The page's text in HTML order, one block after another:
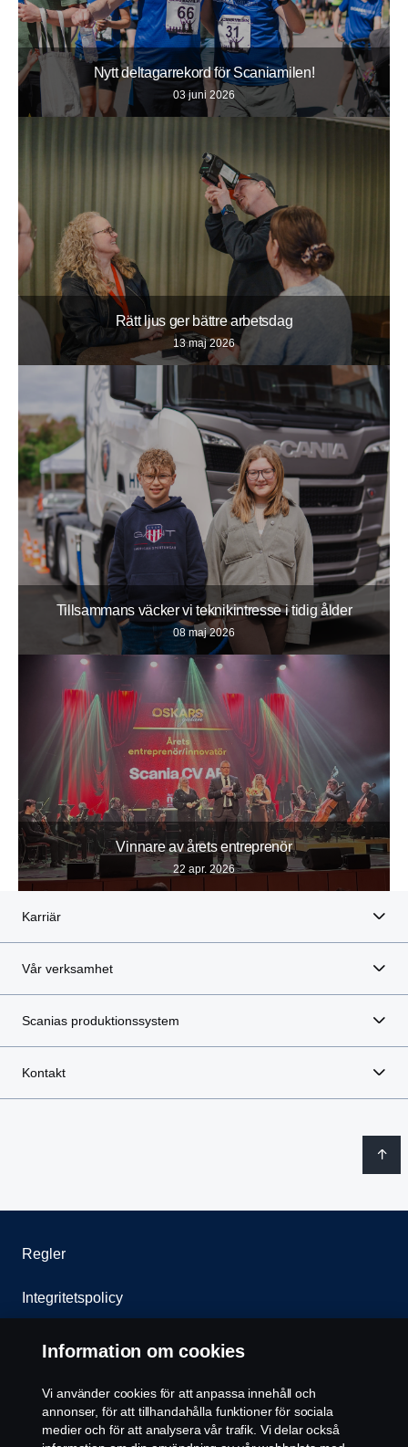
Nytt deltagarrekord för Scaniamilen!
03 juni 2026
Rätt ljus ger bättre arbetsdag
13 maj 2026
Tillsammans väcker vi teknikintresse i tidig ålder
08 maj 2026
Vinnare av årets entreprenör
22 apr. 2026
Karriär
Vår verksamhet
Scanias produktionssystem
Kontakt
Regler
Integritetspolicy
Kontakta oss
Visselblåsning
Cookie policy
Information om cookies
Vi använder cookies för att anpassa innehåll och
annonser, för att tillhandahålla funktioner för sociala
medier och för att analysera vår trafik. Vi delar också